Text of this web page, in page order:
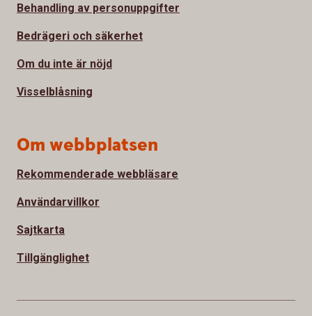
Behandling av personuppgifter
Bedrägeri och säkerhet
Om du inte är nöjd
Visselblåsning
Om webbplatsen
Rekommenderade webbläsare
Användarvillkor
Sajtkarta
Tillgänglighet